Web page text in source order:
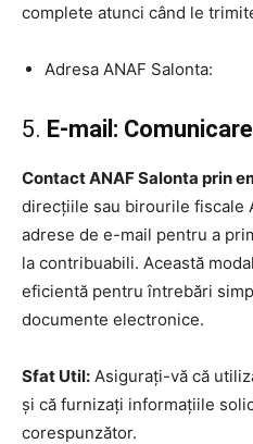
complete atunci când le
Adresa ANAF Salonta:
5. E-mail:
Contact ANAF Salonta prin
direcțiile sau birourile fiscale
adrese de e-mail pentru a
la contribuabili. Această
eficientă pentru întrebări
documente electronice.
Sfat Util: Asigurați-vă că
și că furnizați informațiile
corespunzător.